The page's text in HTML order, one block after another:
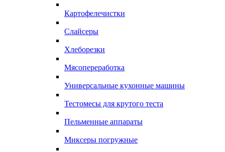
Картофелечистки
Слайсеры
Хлеборезки
Мясопереработка
Универсальные кухонные машины
Тестомесы для крутого теста
Пельменные аппараты
Миксеры погружные